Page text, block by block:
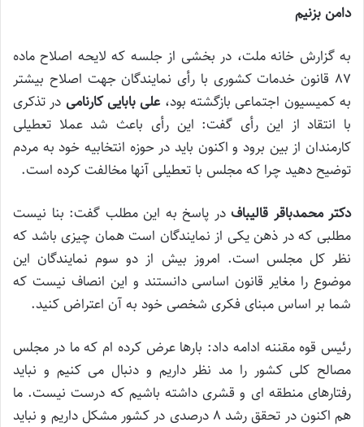
دامن بزنیم
به گزارش خانه ملت، در بخشی از جلسه که لایحه اصلاح ماده
87 قانون خدمات کشوری با رأی نمایندگان جهت اصلاح بیشتر
به کمیسیون اجتماعی بازگشته بود،علی بابایی کارنامی در تذکری
با انتقاد از این رأی گفت: این رأی باعث شد عملا تعطیلی
کارمندان از بین برود و اکنون باید در حوزه انتخابیه خود به مردم
توضیح دهید چرا که مجلس با تعطیلی آنها مخالفت کرده است.
دکتر محمدباقر قالیباف در پاسخ به این مطلب گفت: بنا نیست
مطلبی که در ذهن یکی از نمایندگان است همان چیزی باشد که
نظر کل مجلس است. امروز بیش از دو سوم نمایندگان این
موضوع را مغایر قانون اساسی دانستند و این انصاف نیست که
شما بر اساس مبنای فکری شخصی خود به آن اعتراض کنید.
رئیس قوه مقننه ادامه داد: بارها عرض کرده ام که ما در مجلس
مصالح کلی کشور را مد نظر داریم و دنبال می کنیم و نباید
رفتارهای منطقه ای و قشری داشته باشیم که درست نیست. ما
هم اکنون در تحقق رشد 8 درصدی در کشور مشکل داریم و نباید